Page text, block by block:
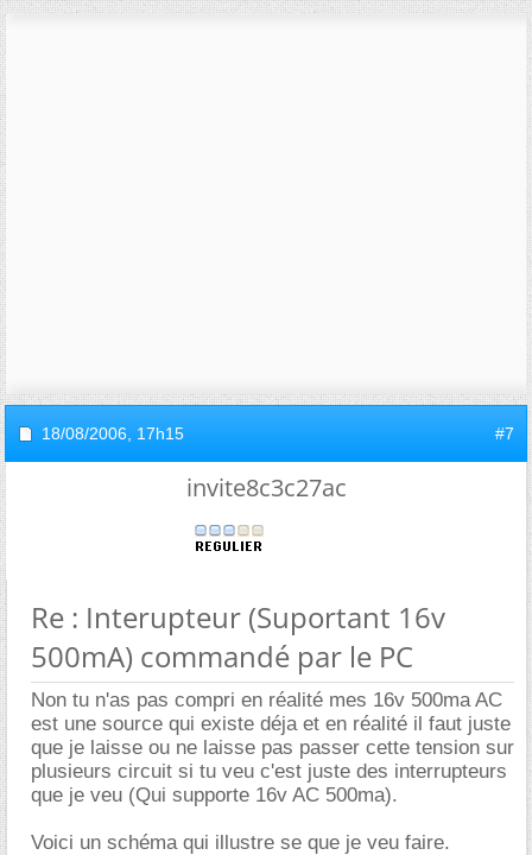
18/08/2006, 17h15 #7
invite8c3c27ac
Re : Interupteur (Suportant 16v
500mA) commandé par le PC
Non tu n'as pas compri en réalité mes 16v 500ma AC
est une source qui existe déja et en réalité il faut juste
que je laisse ou ne laisse pas passer cette tension sur
plusieurs circuit si tu veu c'est juste des interrupteurs
que je veu (Qui supporte 16v AC 500ma).
Voici un schéma qui illustre se que je veu faire.